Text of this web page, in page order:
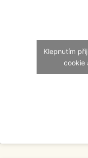
Klepnutím
cookie